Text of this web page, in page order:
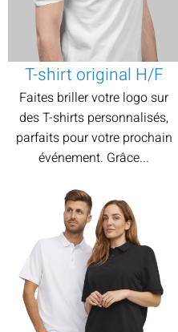
T-shirt original H/F
Faites briller votre logo sur
des T-shirts personnalisés,
parfaits pour votre prochain
événement. Grâce...